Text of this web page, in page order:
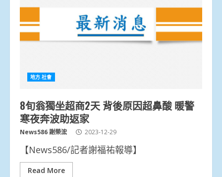
地方.社會
8旬翁獨坐超商2天 背後原因超鼻酸 暖警
寒夜奔波助返家
News586 謝榮浤 2023-12-29
【News586/記者謝福祐報導】
Read More